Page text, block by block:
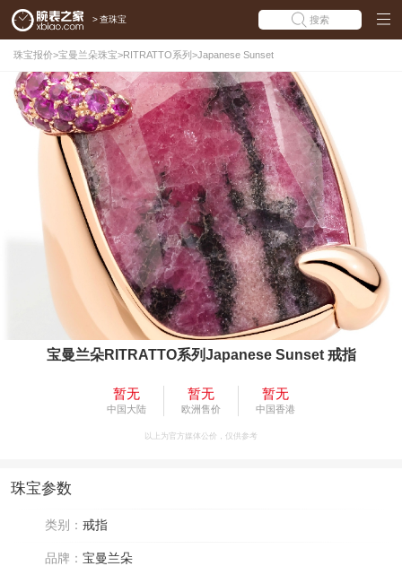
> 查珠宝 搜索
珠宝报价>宝曼兰朵珠宝>RITRATTO系列 >Japanese Sunset
宝曼兰朵RITRATTO系列Japanese Sunset 戒指
暂无
中国大陆
暂无
欧洲售价
暂无
中国香港
以上为官方媒体公价，仅供参考
珠宝参数
类别： 戒指
品牌： 宝曼兰朵